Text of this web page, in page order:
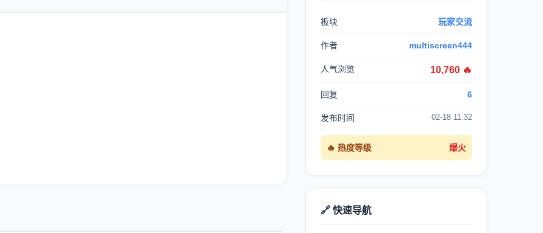
板块 玩家交流
作者 multiscreen444
人气浏览 10,760 🔥
回复 6
发布时间 02-18 11:32
🔥 热度等级 爆火
🔗 快速导航